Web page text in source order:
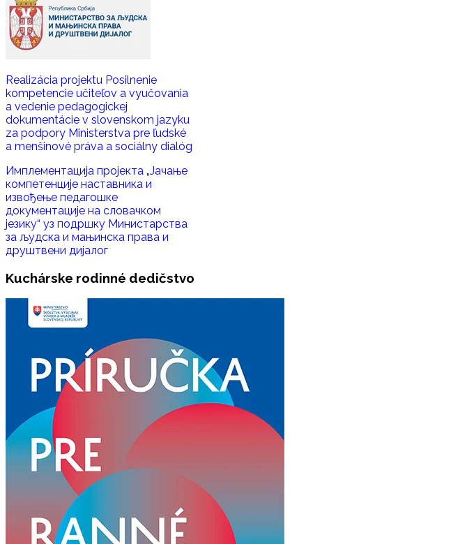
Realizácia projektu Posilnenie
kompetencie učiteľov a vyučovania
a vedenie pedagogickej
dokumentácie v slovenskom jazyku
za podpory Ministerstva pre ľudské
a menšinové práva a sociálny dialóg
Имплементација пројекта „Јачање
компетенције наставника и
извoђење педагошке
документације на словачком
језику“ уз подршку Министaрства
за људска и мањинска права и
друштвени дијалог
Kuchárske rodinné dedičstvo